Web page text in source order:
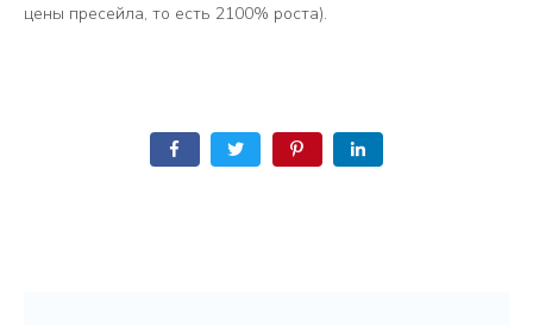
цены пресейла, то есть 2100% роста).